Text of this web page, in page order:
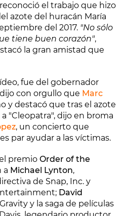
el trabajo que hizo
azote del huracán María
del 2017. "No sólo
tiene buen corazón",
la gran amistad que
fue del gobernador
con orgullo que Marc
y destacó que tras el azote
"Cleopatra", dijo en broma
, un concierto que
par ayudar a las víctimas.
premio Order of the
a Michael Lynton,
de Snap, Inc. y
David
y la saga de películas